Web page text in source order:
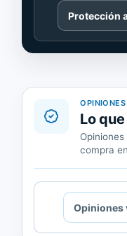
Cargando
contenido
de
Protección
Lo
compra
Cargando
contenido
de
Opiniones